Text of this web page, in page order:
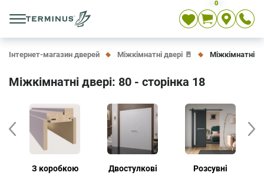
0
Інтернет-магазин дверей Міжкімнатні двері 🚪 Міжкімнатні
Міжкімнатні двері: 80 - сторінка 18
З коробкою Двостулкові Розсувні